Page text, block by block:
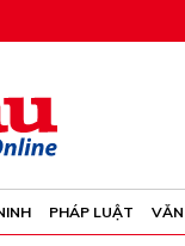
PHÁP LUẬT